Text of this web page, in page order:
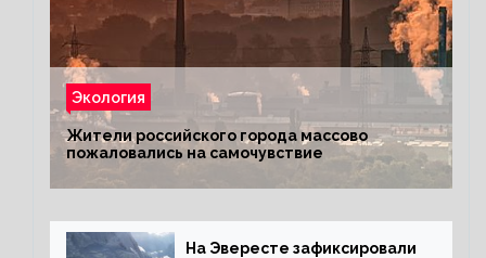
Экология
Жители российского города массово
пожаловались на самочувствие
На Эвересте зафиксировали